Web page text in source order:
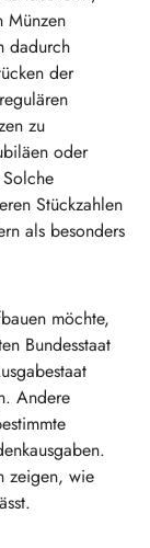
Münzen
dadurch
der
zu
oder
Stückzahlen
als besonders
möchte,
Bundesstaat
Andere
zeigen, wie